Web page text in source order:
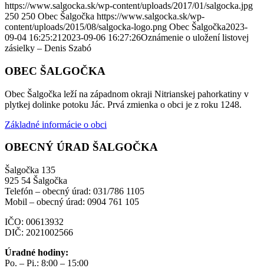
https://www.salgocka.sk/wp-content/uploads/2017/01/salgocka.jpg
250 250 Obec Šalgočka https://www.salgocka.sk/wp-
content/uploads/2015/08/salgocka-logo.png Obec Šalgočka2023-
09-04 16:25:21 2023-09-06 16:27:26Oznámenie o uložení listovej
zásielky – Denis Szabó
OBEC ŠALGOČKA
Obec Šalgočka leží na západnom okraji Nitrianskej pahorkatiny v
plytkej dolinke potoku Jác. Prvá zmienka o obci je z roku 1248.
Základné informácie o obci
OBECNÝ ÚRAD ŠALGOČKA
Šalgočka 135
925 54 Šalgočka
Telefón – obecný úrad: 031/786 1105
Mobil – obecný úrad: 0904 761 105
IČO: 00613932
DIČ: 2021002566
Úradné hodiny:
Po. – Pi.: 8:00 – 15:00